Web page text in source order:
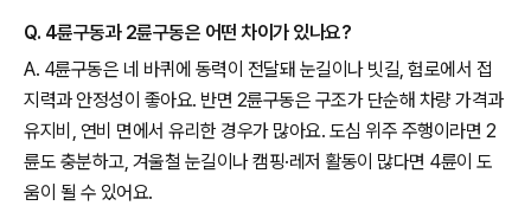
Q. 4륜구동과 2륜구동은 어떤 차이가 있나요?
A. 4륜구동은 네 바퀴에 동력이 전달돼 눈길이나 빗길, 험로에서 접
지력과 안정성이 좋아요. 반면 2륜구동은 구조가 단순해 차량 가격과
유지비, 연비 면에서 유리한 경우가 많아요. 도심 위주 주행이라면 2
륜도 충분하고, 겨울철 눈길이나 캠핑·레저 활동이 많다면 4륜이 도
움이 될 수 있어요.